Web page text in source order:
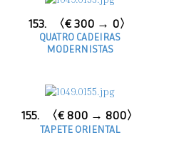
153. 〈€ 300 → 0〉
QUATRO CADEIRAS
MODERNISTAS
155. 〈€ 800 → 800〉
TAPETE ORIENTAL